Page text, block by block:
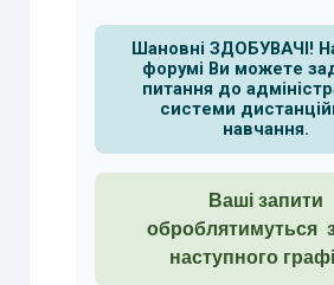
Шановні ЗДОБУВАЧІ!
форумі Ви можете
питання до
системи
навчання.
Ваші запити
оброблятимуться
наступного